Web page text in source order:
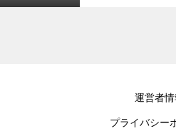
持ち物は？必要
運営者情
プライバシー